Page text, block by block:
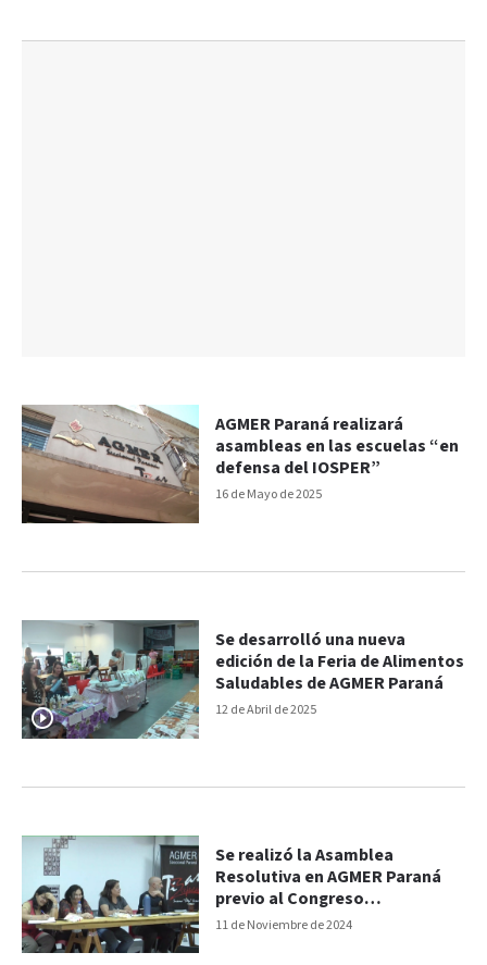
16 de Mayo de 2025
AGMER Paraná realizará
asambleas en las escuelas “en
defensa del IOSPER”
12 de Abril de 2025
Se desarrolló una nueva
edición de la Feria de Alimentos
Saludables de AGMER Paraná
11 de Noviembre de 2024
Se realizó la Asamblea
Resolutiva en AGMER Paraná
previo al Congreso
Extraordinario